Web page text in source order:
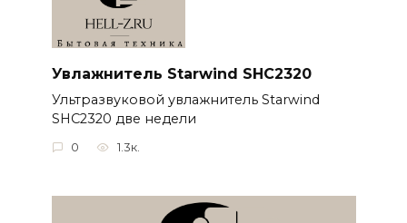
Увлажнитель Starwind SHC2320
Ультразвуковой увлажнитель Starwind
SHC2320 две недели
0 1.3к.